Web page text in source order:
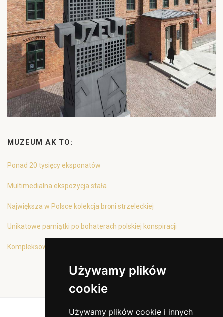
Używamy plików
cookie
Używamy plików cookie i innych
MUZEUM AK TO:
Ponad 20 tysięcy eksponatów
Multimedialna ekspozycja stała
Największa w Polsce kolekcja broni strzeleckiej
Unikatowe pamiątki po bohaterach polskiej konspiracji
Kompleksowa oferta edukacyjna